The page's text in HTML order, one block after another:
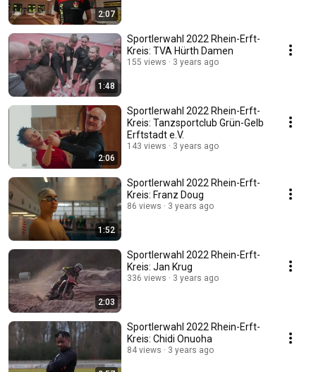
2:07
1:48
Sportlerwahl 2022 Rhein-Erft-
Kreis: TVA Hürth Damen
155 views 3 years ago
2:06
Sportlerwahl 2022 Rhein-Erft-
Kreis: Tanzsportclub Grün-Gelb
Erftstadt e.V.
143 views 3 years ago
1:52
Sportlerwahl 2022 Rhein-Erft-
Kreis: Franz Doug
86 views 3 years ago
2:03
Sportlerwahl 2022 Rhein-Erft-
Kreis: Jan Krug
336 views 3 years ago
Sportlerwahl 2022 Rhein-Erft-
Kreis: Chidi Onuoha
84 views 3 years ago